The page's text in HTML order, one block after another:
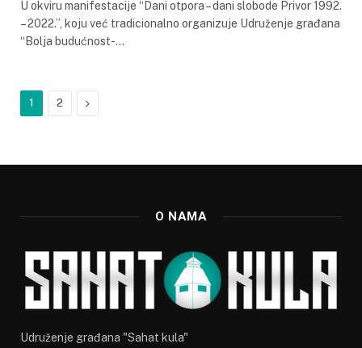
U okviru manifestacije “Dani otpora – dani slobode Privor 1992.
– 2022.”, koju već tradicionalno organizuje Udruženje građana
“Bolja budućnost-…
1 2 Next
O NAMA
Udruženje građana "Sahat kula"